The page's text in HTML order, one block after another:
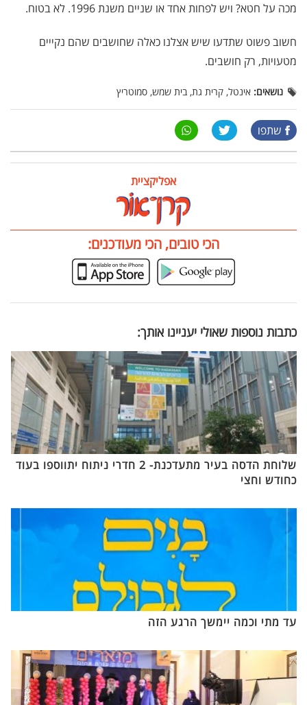
מכה על חטא? ויש לפחות אחד או שניים משנת 1996. לא בטוח.
חשוב פשוט שתדעו שיש אצלנו כאלה שחושבים שהם נקייים
מטעויות, רק חושבים.
נושאים: אינטל, קרית גת, בית שמש, סמוטריץ
שתפו
אפליקציית
הכי טובים, הכי מעודכנים:
כתבות נוספות שאולי יעניינו אותך:
שלוחת הדסה בעיר מתעדכנת- 2 חדרי ניתוח יתווספו בעוד
כחודש וחצי
עד מתי וכמה יימשך הרגע הזה